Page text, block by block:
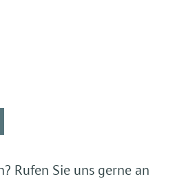
Rufen Sie uns gerne an